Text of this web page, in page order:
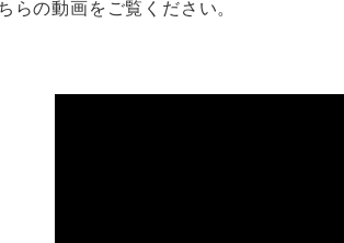
らの動画をご覧ください。